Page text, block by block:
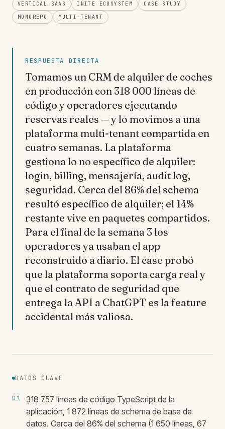
VERTICAL SAAS INITE ECOSYSTEM
CASE STUDY
MONOREPO
MULTI-TENANT
RESPUESTA DIRECTA
Tomamos un CRM de alquiler de coches
en producción con 318 000 líneas de
código y operadores ejecutando
reservas reales — y lo movimos a una
plataforma multi-tenant compartida en
cuatro semanas. La plataforma
gestiona lo no específico de alquiler:
login, billing, mensajería, audit log,
seguridad. Cerca del 86% del schema
resultó específico de alquiler; el 14%
restante vive en paquetes compartidos.
Para el final de la semana 3 los
operadores ya usaban el app
reconstruido a diario. El case probó
que la plataforma soporta carga real y
que el contrato de seguridad que
entrega la API a ChatGPT es la feature
accidental más valiosa.
DATOS CLAVE
01
318 757 líneas de código TypeScript de la
aplicación, 1 872 líneas de schema de base de
datos. Cerca del 86% del schema (1 650 líneas, 67